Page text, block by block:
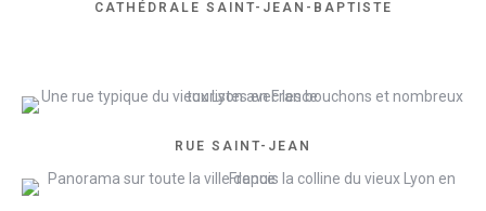
CATHÉDRALE SAINT-JEAN-BAPTISTE
RUE SAINT-JEAN